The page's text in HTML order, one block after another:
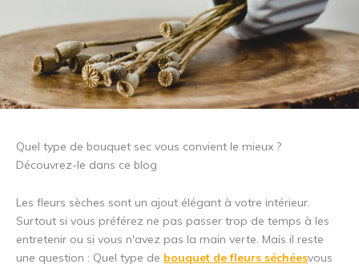
Quel type de bouquet sec vous convient le mieux ?
Découvrez-le dans ce blog
Les fleurs sèches sont un ajout élégant à votre intérieur.
Surtout si vous préférez ne pas passer trop de temps à les
entretenir ou si vous n'avez pas la main verte. Mais il reste
une question : Quel type de bouquet de fleurs séchéesvous